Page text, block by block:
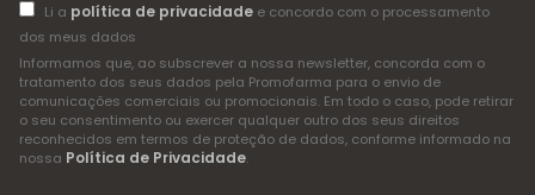
Li a política de privacidadee concordo com o processamento
dos meus dados
Informamos que, ao subscrever a nossa newsletter, concorda com o
tratamento dos seus dados pela Promofarma para o envio de
comunicações comerciais ou promocionais. Em todo o caso, pode retirar
o seu consentimento ou exercer qualquer outro dos seus direitos
reconhecidos em termos de proteção de dados, conforme informado na
nossa Política de Privacidade.